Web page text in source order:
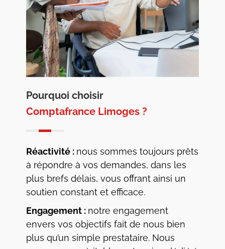
Pourquoi choisir
Comptafrance Limoges ?
Réactivité : nous sommes toujours prêts
à répondre à vos demandes, dans les
plus brefs délais, vous offrant ainsi un
soutien constant et efficace.
Engagement : notre engagement
envers vos objectifs fait de nous bien
plus qu’un simple prestataire. Nous